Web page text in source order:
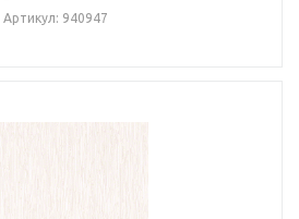
Артикул: 940947